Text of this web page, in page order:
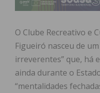
O Clube Recreativo e
Figueiró nasceu de
irreverentes” que, há
ainda durante o
“mentalidades